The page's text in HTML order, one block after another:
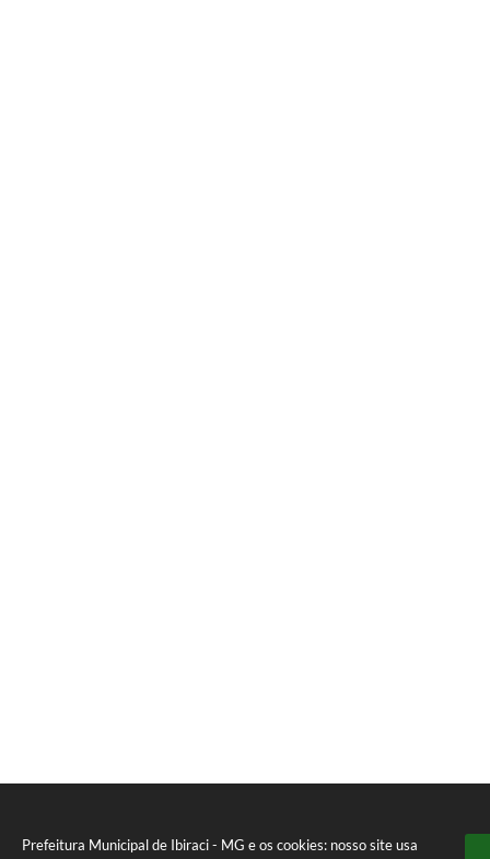
Prefeitura Municipal de Ibiraci - MG e os cookies: nosso site usa